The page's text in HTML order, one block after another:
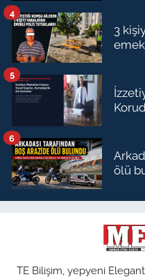
3
4
5
ölü
6
TE Bilişim, yepyeni